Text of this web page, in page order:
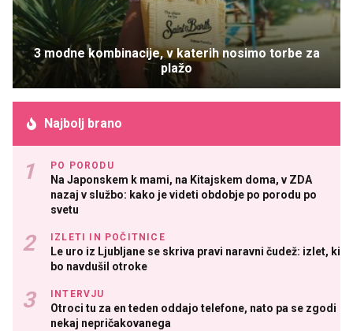
3 modne kombinacije, v katerih nosimo torbe za
plažo
Najbolj brano
PO PORODU
Na Japonskem k mami, na Kitajskem doma, v ZDA
nazaj v službo: kako je videti obdobje po porodu po
svetu
IZLETI IN POČITNICE
Le uro iz Ljubljane se skriva pravi naravni čudež: izlet, ki
bo navdušil otroke
INTERVJU
Otroci tu za en teden oddajo telefone, nato pa se zgodi
nekaj nepričakovanega